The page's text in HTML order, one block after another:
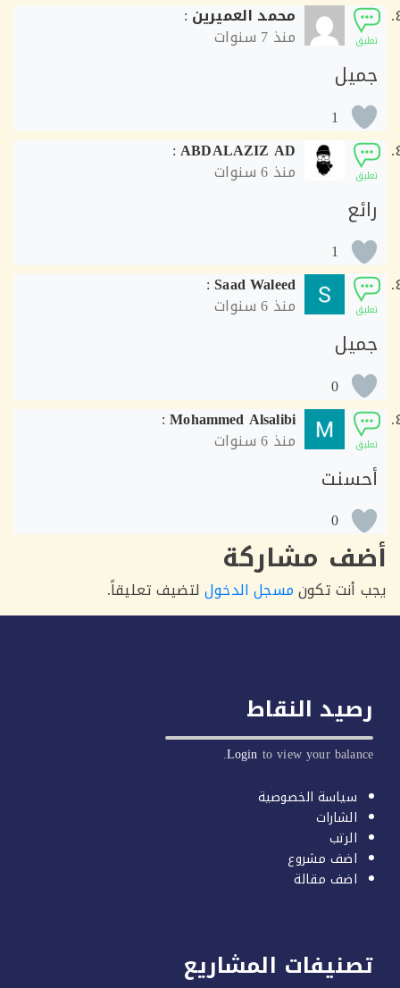
محمد العميرين:
منذ
1
ABDALAZIZ AD
:
منذ
1
Saad Waleed
:
منذ
0
Mohammed Alsalibi
:
منذ
0
مشاركة
تكونمسجل الدخوللتضيف تعليقاً.
النقاط
Loginto view your
سياسة الخصوصية
الشارات
الرتب
اضف مشروع
اضف مقالة
المشاريع